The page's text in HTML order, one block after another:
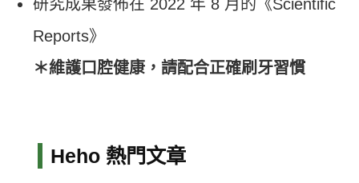
研究成果發佈在 2022 年 8 月的《Scientific
Reports》
＊維護口腔健康，請配合正確刷牙習慣
Heho 熱門文章